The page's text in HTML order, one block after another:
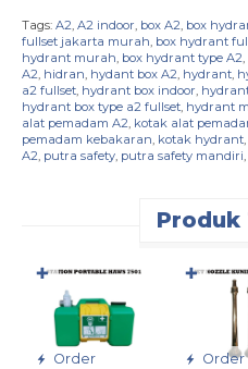
Tags: A2 A2 indoor box A2 box
fullset jakarta murah box hydrant
hydrant murah box hydrant type A2
A2 hidran hydant box A2 hydrant
a2 fullset hydrant box indoor
hydrant box type a2 fullset hydrant
alat pemadam A2 kotak alat
pemadam kebakaran kotak hydrant
A2 putra safety putra safety mandiri
Order
✚
Order
✚